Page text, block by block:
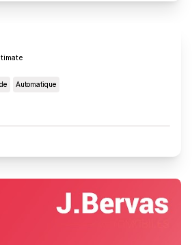
Automatique